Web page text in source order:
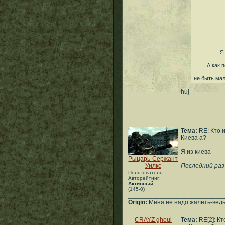
Я
А как
не быть
huj
Рыцарь-Сержант
Уилкс
Пользователь
Авторейтинг:
Активный
(145-0)
Тема: RE: Кто
Киева а?
Я из киева
Последний
Origin: Меня не надо жалеть-
CRAYZ ghoul Тема: RE[2]: